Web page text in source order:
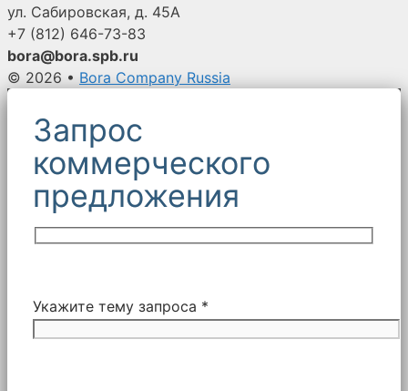
ул. Сабировская, д. 45А
+7 (812) 646-73-83
bora@bora.spb.ru
© 2026 • Bora Company Russia
Запрос
коммерческого
предложения
Укажите тему запроса *